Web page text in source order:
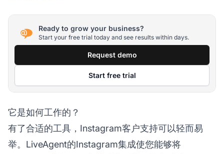
Ready to grow your business?
Start your free trial today and see results within days.
Request demo
Start free trial
它是如何工作的？
有了合适的工具，Instagram客户支持可以轻而易
举。LiveAgent的Instagram集成使您能够将